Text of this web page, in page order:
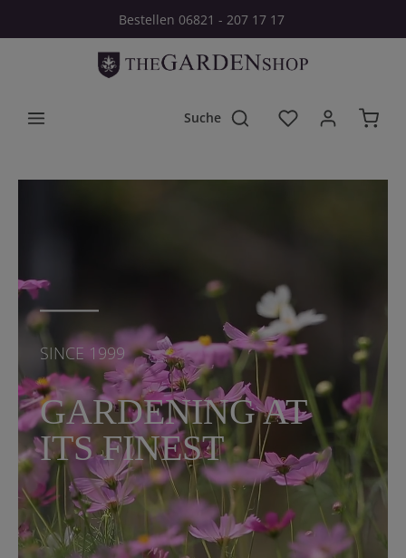
Zum Hauptinhalt springenBestellen 06821 - 207 17 17
Du hast 0
SINCE 1999
GARDENING AT
ITS FINEST